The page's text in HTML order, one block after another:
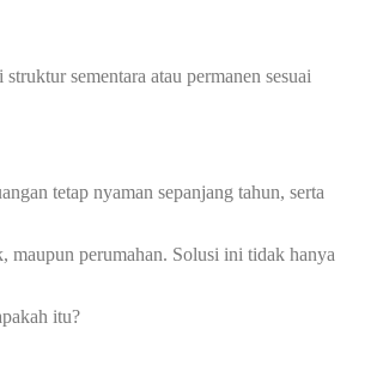
sementara atau permanen sesuai
tetap nyaman sepanjang tahun, serta
maupun perumahan. Solusi ini tidak hanya
itu?